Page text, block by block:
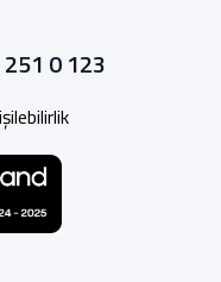
0 123